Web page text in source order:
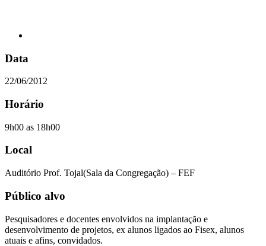
Data
22/06/2012
Horário
9h00 as 18h00
Local
Auditório Prof. Tojal(Sala da Congregação) – FEF
Público alvo
Pesquisadores e docentes envolvidos na implantação e
desenvolvimento de projetos, ex alunos ligados ao Fisex, alunos
atuais e afins, convidados.